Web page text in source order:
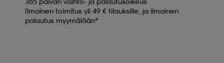
Ilmainen toimitus yli 49 € tilauksille, ja ilmainen
palautus myymälään*